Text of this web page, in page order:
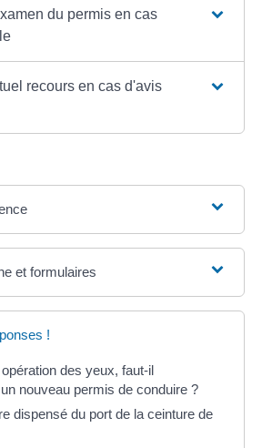
du permis en cas
recours en cas d'avis
et formulaires
!
des yeux, faut-il
nouveau permis de conduire ?
dispensé du port de la ceinture de